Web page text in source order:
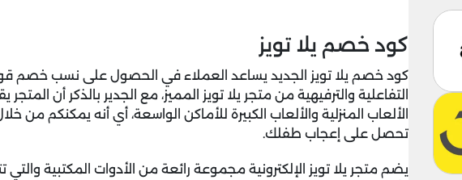
كود خصم يلا تويز
كود خصم يلا تويز الجديد يساعد العملاء في الحصول على نسب خصم
التفاعلية والترفيهية من متجر يلا تويز المميز، مع الجدير بالذكر أن
الألعاب المنزلية والألعاب الكبيرة للأماكن الواسعة، أي أنه يمكنكم من
تحصل على إعجاب طفلك.
يضم متجر يلا تويز الإلكترونية مجموعة رائعة من الأدوات المكتبية